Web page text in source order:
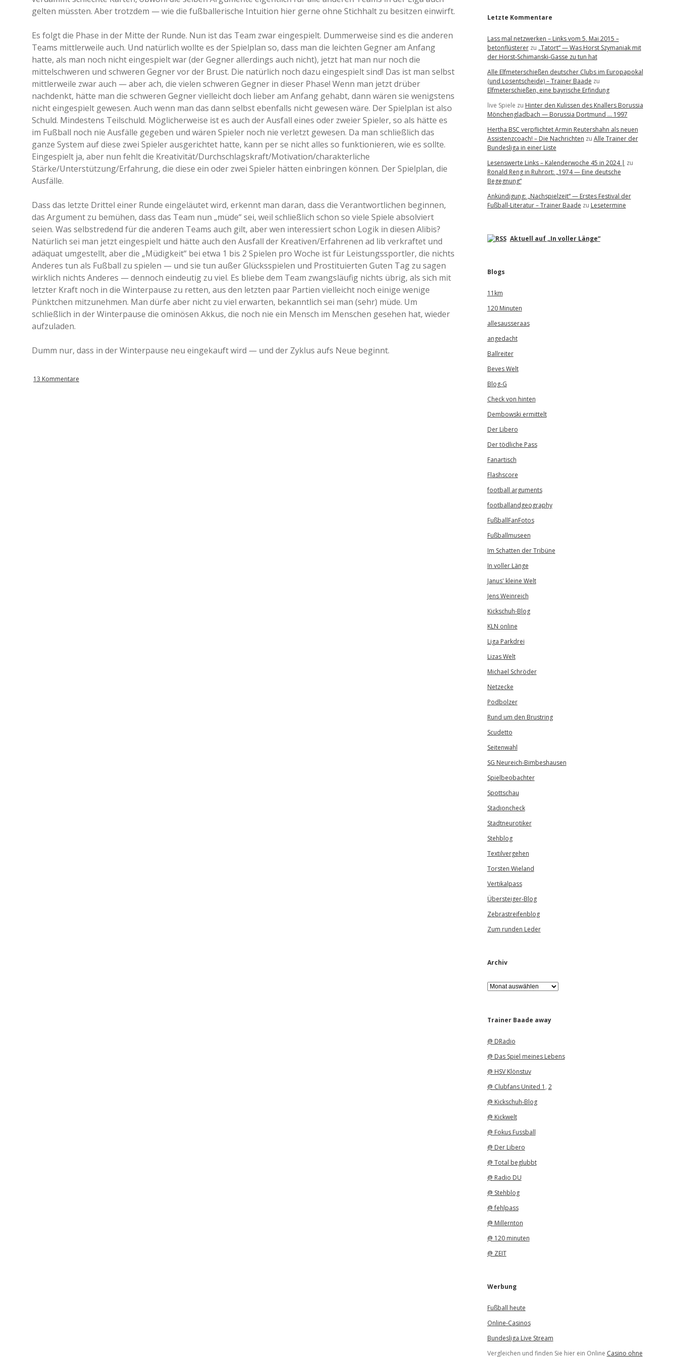
gelten müssten. Aber trotzdem — wie die fußballerische Intuition hier gerne ohne Stichhalt zu besitzen einwirft.
Es folgt die Phase in der Mitte der Runde. Nun ist das Team zwar eingespielt. Dummerweise sind es die anderen
Teams mittlerweile auch. Und natürlich wollte es der Spielplan so, dass man die leichten Gegner am Anfang
hatte, als man noch nicht eingespielt war (der Gegner allerdings auch nicht), jetzt hat man nur noch die
mittelschweren und schweren Gegner vor der Brust. Die natürlich noch dazu eingespielt sind! Das ist man selbst
mittlerweile zwar auch — aber ach, die vielen schweren Gegner in dieser Phase! Wenn man jetzt drüber
nachdenkt, hätte man die schweren Gegner vielleicht doch lieber am Anfang gehabt, dann wären sie wenigstens
nicht eingespielt gewesen. Auch wenn man das dann selbst ebenfalls nicht gewesen wäre. Der Spielplan ist also
Schuld. Mindestens Teilschuld. Möglicherweise ist es auch der Ausfall eines oder zweier Spieler, so als hätte es
im Fußball noch nie Ausfälle gegeben und wären Spieler noch nie verletzt gewesen. Da man schließlich das
ganze System auf diese zwei Spieler ausgerichtet hatte, kann per se nicht alles so funktionieren, wie es sollte.
Eingespielt ja, aber nun fehlt die Kreativität/Durchschlagskraft/Motivation/charakterliche
Stärke/Unterstützung/Erfahrung, die diese ein oder zwei Spieler hätten einbringen können. Der Spielplan, die
Ausfälle.
Dass das letzte Drittel einer Runde eingeläutet wird, erkennt man daran, dass die Verantwortlichen beginnen,
das Argument zu bemühen, dass das Team nun „müde“ sei, weil schließlich schon so viele Spiele absolviert
seien. Was selbstredend für die anderen Teams auch gilt, aber wen interessiert schon Logik in diesen Alibis?
Natürlich sei man jetzt eingespielt und hätte auch den Ausfall der Kreativen/Erfahrenen ad lib verkraftet und
adäquat umgestellt, aber die „Müdigkeit“ bei etwa 1 bis 2 Spielen pro Woche ist für Leistungssportler, die nichts
Anderes tun als Fußball zu spielen — und sie tun außer Glücksspielen und Prostituierten Guten Tag zu sagen
wirklich nichts Anderes — dennoch eindeutig zu viel. Es bliebe dem Team zwangsläufig nichts übrig, als sich mit
letzter Kraft noch in die Winterpause zu retten, aus den letzten paar Partien vielleicht noch einige wenige
Pünktchen mitzunehmen. Man dürfe aber nicht zu viel erwarten, bekanntlich sei man (sehr) müde. Um
schließlich in der Winterpause die ominösen Akkus, die noch nie ein Mensch im Menschen gesehen hat, wieder
aufzuladen.
Dumm nur, dass in der Winterpause neu eingekauft wird — und der Zyklus aufs Neue beginnt.
13 Kommentare
Letzte Kommentare
Lass mal netzwerken – Links vom 5. Mai 2015 –
betonflüstererzu „Tatort“ — Was Horst Szymaniak mit
der Horst-Schimanski-Gasse zu tun hat
Alle Elfmeterschießen deutscher Clubs im Europapokal
(und Losentscheide) – Trainer Baade zu
Elfmeterschießen, eine bayrische Erfindung
live Spiele zu Hinter den Kulissen des Knallers Borussia
Mönchengladbach — Borussia Dortmund … 1997
Hertha BSC verpflichtet Armin Reutershahn als neuen
Assistenzcoach! – Die Nachrichten zu Alle Trainer der
Bundesliga in einer Liste
Lesenswerte Links – Kalenderwoche 45 in 2024 | zu
Ronald Reng in Ruhrort: „1974 — Eine deutsche
Begegnung“
Ankündigung: „Nachspielzeit“ — Erstes Festival der
Fußball-Literatur – Trainer Baade zu Lesetermine
Aktuell auf „In voller Länge“
Blogs
11km
120 Minuten
allesausseraas
angedacht
Ballreiter
Beves Welt
Blog-G
Check von hinten
Dembowski ermittelt
Der Libero
Der tödliche Pass
Fanartisch
Flashscore
football arguments
footballandgeography
FußballFanFotos
Fußballmuseen
Im Schatten der Tribüne
In voller Länge
Janus' kleine Welt
Jens Weinreich
Kickschuh-Blog
KLN online
Liga Parkdrei
Lizas Welt
Michael Schröder
Netzecke
Podbolzer
Rund um den Brustring
Scudetto
Seitenwahl
SG Neureich-Bimbeshausen
Spielbeobachter
Spottschau
Stadioncheck
Stadtneurotiker
Stehblog
Textilvergehen
Torsten Wieland
Vertikalpass
Übersteiger-Blog
Zebrastreifenblog
Zum runden Leder
Archiv
A
r
iTrainer Baade away
@ DRadio
@ Das Spiel meines Lebens
@ HSV Klönstuv
@ Clubfans United 1 , 2
@ Kickschuh-Blog
@ Kickwelt
@ Fokus Fussball
@ Der Libero
@ Total beglubbt
@ Radio DU
@ Stehblog
@ fehlpass
@ Millernton
@ 120 minuten
@ ZEIT
Werbung
Fußball heute
Online-Casinos
Bundesliga Live Stream
Vergleichen und finden Sie hier ein Online Casino ohne